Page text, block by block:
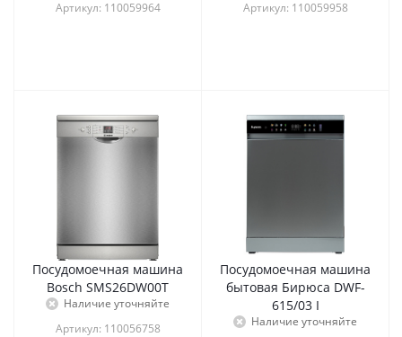
Артикул: 110059964
Артикул: 110059958
Посудомоечная машина
Bosch SMS26DW00T
Наличие уточняйте
Артикул: 110056758
Посудомоечная машина
бытовая Бирюса DWF-
615/03 I
Наличие уточняйте